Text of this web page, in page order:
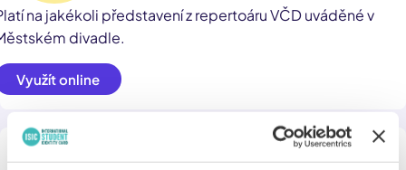
na jakékoli představení z repertoáru VČD uváděné v
divadle.
Využít online